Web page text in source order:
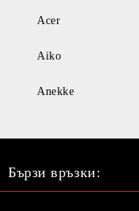
Acer
Aiko
Anekke
Бързи връзки: